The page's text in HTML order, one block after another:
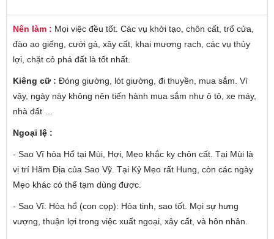
Nên làm : Mọi việc đều tốt. Các vụ khởi tạo, chôn cất, trổ cửa,
đào ao giếng, cưới gả, xây cất, khai mương rạch, các vụ thủy
lợi, chặt cỏ phá đất là tốt nhất.
Kiêng cữ : Đóng giường, lót giường, đi thuyền, mua sắm. Vì
vậy, ngày này không nên tiến hành mua sắm như ô tô, xe máy,
nhà đất …
Ngoại lệ :
- Sao Vĩ hỏa Hổ tại Mùi, Hợi, Mẹo khắc kỵ chôn cất. Tại Mùi là
vị trí Hãm Địa của Sao Vỹ. Tại Kỷ Mẹo rất Hung, còn các ngày
Mẹo khác có thể tạm dùng được.
- Sao Vĩ: Hỏa hổ (con cọp): Hỏa tinh, sao tốt. Mọi sự hưng
vượng, thuận lợi trong việc xuất ngoại, xây cất, và hôn nhân.